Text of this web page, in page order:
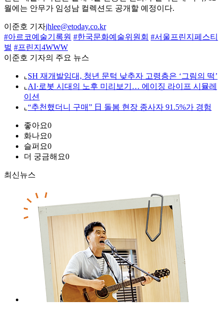
월에는 안무가 임성남 컬렉션도 공개할 예정이다.
이준호 기자jhlee@etoday.co.kr
#아르코예술기록원 #한국문화예술위원회 #서울프린지페스티
벌 #프린지4WWW
이준호 기자의 주요 뉴스
⌞ SH 재개발임대, 청년 문턱 낮추자 고령층은 ‘그림의 떡’
⌞ AI·로봇 시대의 노후 미리보기… 에이징 라이프 시뮬레
이션
⌞ “추천했더니 구매” 日 돌봄 현장 종사자 91.5%가 경험
좋아요0
화나요0
슬퍼요0
더 궁금해요0
최신뉴스